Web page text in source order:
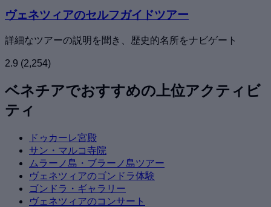
ヴェネツィアのセルフガイドツアー
詳細なツアーの説明を聞き、歴史的名所をナビゲート
2.9 (2,254)
ベネチアでおすすめの上位アクティビ
ティ
ドゥカーレ宮殿
サン・マルコ寺院
ムラーノ島・ブラーノ島ツアー
ヴェネツィアのゴンドラ体験
ゴンドラ・ギャラリー
ヴェネツィアのコンサート